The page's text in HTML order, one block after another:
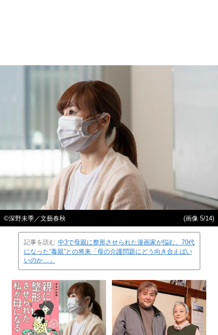
©深野未季／文藝春秋 (画像 5/14)
記事を読む 中3で母親に整形させられた漫画家が悩む、70代
になった“毒親”との将来「母の介護問題にどう向き合えばい
いのか…」